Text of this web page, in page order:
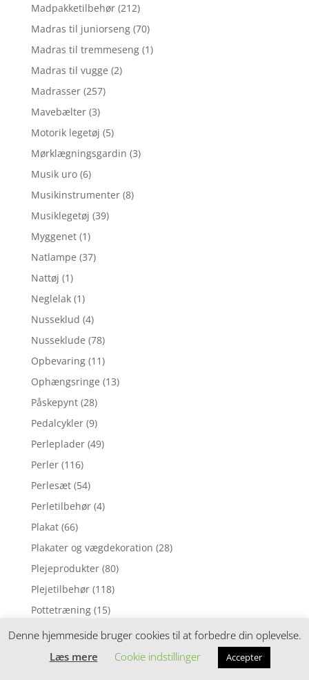
Madpakketilbehør (212)
Madras til juniorseng (70)
Madras til tremmeseng (1)
Madras til vugge (2)
Madrasser (257)
Mavebælter (3)
Motorik legetøj (5)
Mørklægningsgardin (3)
Musik uro (6)
Musikinstrumenter (8)
Musiklegetøj (39)
Myggenet (1)
Natlampe (37)
Nattøj (1)
Neglelak (1)
Nusseklud (4)
Nusseklude (78)
Opbevaring (11)
Ophængsringe (13)
Påskepynt (28)
Pedalcykler (9)
Perleplader (49)
Perler (116)
Perlesæt (54)
Perletilbehør (4)
Plakat (66)
Plakater og vægdekoration (28)
Plejeprodukter (80)
Plejetilbehør (118)
Pottetræning (15)
Pude
Pusleborde
Denne hjemmeside bruger cookies til at forbedre din oplevelse.
Læs mere
Cookie indstillinger Accepter